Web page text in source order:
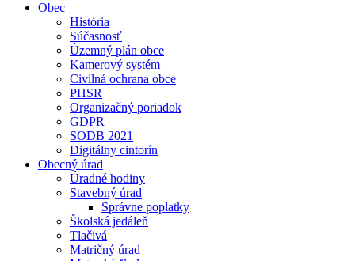
Obec
História
Súčasnosť
Územný plán obce
Kamerový systém
Civilná ochrana obce
PHSR
Organizačný poriadok
GDPR
SODB 2021
Digitálny cintorín
Obecný úrad
Úradné hodiny
Stavebný úrad
Správne poplatky
Školská jedáleň
Tlačivá
Matričný úrad